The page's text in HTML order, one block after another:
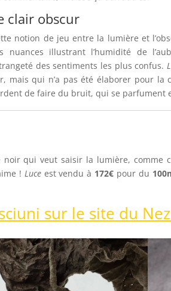
clair obscur
notion de jeu entre la lumière et
nuances illustrant l’humidité de
des sentiments les plus confus.
mais qui n’a pas été élaborer pour la
de faire du bruit, qui se parfument
qui veut saisir la lumière, comme
! Luceest vendu à 172€ pour du
sur le site du